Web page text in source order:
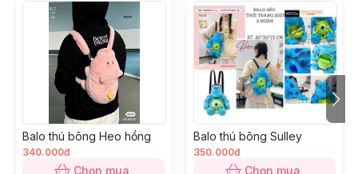
Balo thú bông Heo hồng
340.000đ
Chọn mua
Balo thú bông Sulley
350.000đ
Chọn mua